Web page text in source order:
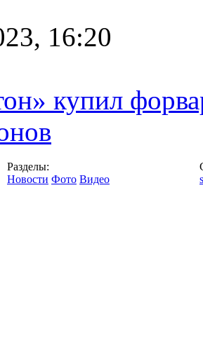
16:20
купил
Разделы:
Новости Фото Видео